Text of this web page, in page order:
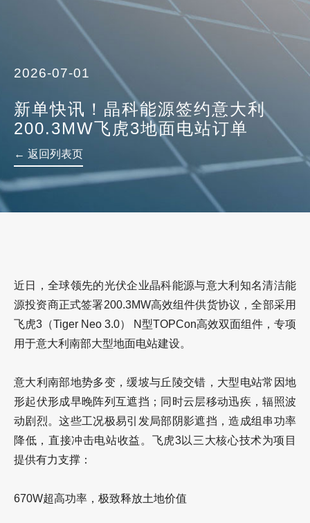
2026-07-01
新单快讯！晶科能源签约意大利
200.3MW飞虎3地面电站订单
← 返回列表页
近日，全球领先的光伏企业晶科能源与意大利知名清洁能
源投资商正式签署200.3MW高效组件供货协议 ，全部采用
飞虎3（Tiger Neo 3.0） N型TOPCon高效双面组件，专项
用于意大利南部大型地面电站建设。
意大利南部地势多变，缓坡与丘陵交错，大型电站常因地
形起伏形成早晚阵列互遮挡；同时云层移动迅疾，辐照波
动剧烈。这些工况极易引发局部阴影遮挡，造成组串功率
降低，直接冲击电站收益。飞虎3以三大核心技术为项目
提供有力支撑：
670W超高功率，极致释放土地价值